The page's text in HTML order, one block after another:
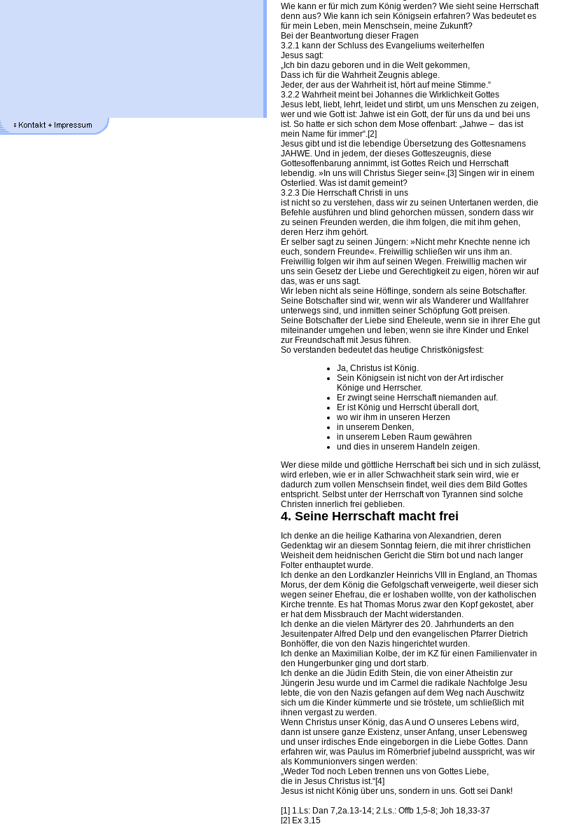
Wie kann er für mich zum König werden? Wie sieht seine Herrschaft
denn aus? Wie kann ich sein Königsein erfahren? Was bedeutet es
für mein Leben, mein Menschsein, meine Zukunft?
Bei der Beantwortung dieser Fragen
3.2.1 kann der Schluss des Evangeliums weiterhelfen
Jesus sagt:
„Ich bin dazu geboren und in die Welt gekommen,
Dass ich für die Wahrheit Zeugnis ablege.
Jeder, der aus der Wahrheit ist, hört auf meine Stimme.“
3.2.2 Wahrheit meint bei Johannes die Wirklichkeit Gottes
Jesus lebt, liebt, lehrt, leidet und stirbt, um uns Menschen zu zeigen,
wer und wie Gott ist: Jahwe ist ein Gott, der für uns da und bei uns
ist. So hatte er sich schon dem Mose offenbart: „Jahwe – das ist
mein Name für immer“.[2]
Jesus gibt und ist die lebendige Übersetzung des Gottesnamens
JAHWE. Und in jedem, der dieses Gotteszeugnis, diese
Gottesoffenbarung annimmt, ist Gottes Reich und Herrschaft
lebendig. »In uns will Christus Sieger sein«.[3] Singen wir in einem
Osterlied. Was ist damit gemeint?
3.2.3 Die Herrschaft Christi in uns
ist nicht so zu verstehen, dass wir zu seinen Untertanen werden, die
Befehle ausführen und blind gehorchen müssen, sondern dass wir
zu seinen Freunden werden, die ihm folgen, die mit ihm gehen,
deren Herz ihm gehört.
Er selber sagt zu seinen Jüngern: »Nicht mehr Knechte nenne ich
euch, sondern Freunde«. Freiwillig schließen wir uns ihm an.
Freiwillig folgen wir ihm auf seinen Wegen. Freiwillig machen wir
uns sein Gesetz der Liebe und Gerechtigkeit zu eigen, hören wir auf
das, was er uns sagt.
Wir leben nicht als seine Höflinge, sondern als seine Botschafter.
Seine Botschafter sind wir, wenn wir als Wanderer und Wallfahrer
unterwegs sind, und inmitten seiner Schöpfung Gott preisen.
Seine Botschafter der Liebe sind Eheleute, wenn sie in ihrer Ehe gut
miteinander umgehen und leben; wenn sie ihre Kinder und Enkel
zur Freundschaft mit Jesus führen.
So verstanden bedeutet das heutige Christkönigsfest:
Ja, Christus ist König.
Sein Königsein ist nicht von der Art irdischer
Könige und Herrscher.
Er zwingt seine Herrschaft niemanden auf.
Er ist König und Herrscht überall dort,
wo wir ihm in unseren Herzen
in unserem Denken,
in unserem Leben Raum gewähren
und dies in unserem Handeln zeigen.
Wer diese milde und göttliche Herrschaft bei sich und in sich zulässt,
wird erleben, wie er in aller Schwachheit stark sein wird, wie er
dadurch zum vollen Menschsein findet, weil dies dem Bild Gottes
entspricht. Selbst unter der Herrschaft von Tyrannen sind solche
Christen innerlich frei geblieben.
4. Seine Herrschaft macht frei
Ich denke an die heilige Katharina von Alexandrien, deren
Gedenktag wir an diesem Sonntag feiern, die mit ihrer christlichen
Weisheit dem heidnischen Gericht die Stirn bot und nach langer
Folter enthauptet wurde.
Ich denke an den Lordkanzler Heinrichs VIII in England, an Thomas
Morus, der dem König die Gefolgschaft verweigerte, weil dieser sich
wegen seiner Ehefrau, die er loshaben wollte, von der katholischen
Kirche trennte. Es hat Thomas Morus zwar den Kopf gekostet, aber
er hat dem Missbrauch der Macht widerstanden.
Ich denke an die vielen Märtyrer des 20. Jahrhunderts an den
Jesuitenpater Alfred Delp und den evangelischen Pfarrer Dietrich
Bonhöffer, die von den Nazis hingerichtet wurden.
Ich denke an Maximilian Kolbe, der im KZ für einen Familienvater in
den Hungerbunker ging und dort starb.
Ich denke an die Jüdin Edith Stein, die von einer Atheistin zur
Jüngerin Jesu wurde und im Carmel die radikale Nachfolge Jesu
lebte, die von den Nazis gefangen auf dem Weg nach Auschwitz
sich um die Kinder kümmerte und sie tröstete, um schließlich mit
ihnen vergast zu werden.
Wenn Christus unser König, das A und O unseres Lebens wird,
dann ist unsere ganze Existenz, unser Anfang, unser Lebensweg
und unser irdisches Ende eingeborgen in die Liebe Gottes. Dann
erfahren wir, was Paulus im Römerbrief jubelnd ausspricht, was wir
als Kommunionvers singen werden:
„Weder Tod noch Leben trennen uns von Gottes Liebe,
die in Jesus Christus ist.“[4]
Jesus ist nicht König über uns, sondern in uns. Gott sei Dank!
[1] 1.Ls: Dan 7,2a.13-14; 2.Ls.: Offb 1,5-8; Joh 18,33-37
[2] Ex 3,15